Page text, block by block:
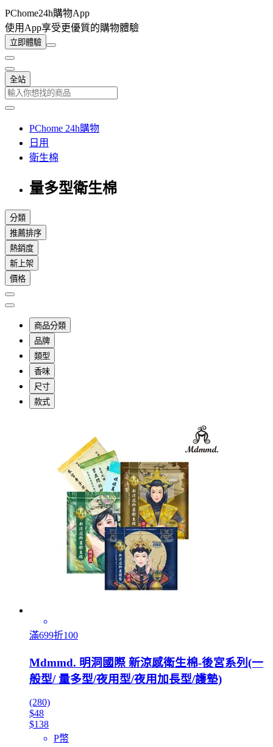
PChome24h購物App
使用App享受更優質的購物體驗
立即體驗
全站
PChome 24h購物
日用
衛生棉
量多型衛生棉
分類
推薦排序
熱銷度
新上架
價格
商品分類
品牌
類型
香味
尺寸
款式
滿699折100
Mdmmd. 明洞國際 新涼感衛生棉-後宮系列(一
般型/ 量多型/夜用型/夜用加長型/護墊)
(280)
$48
$138
P幣